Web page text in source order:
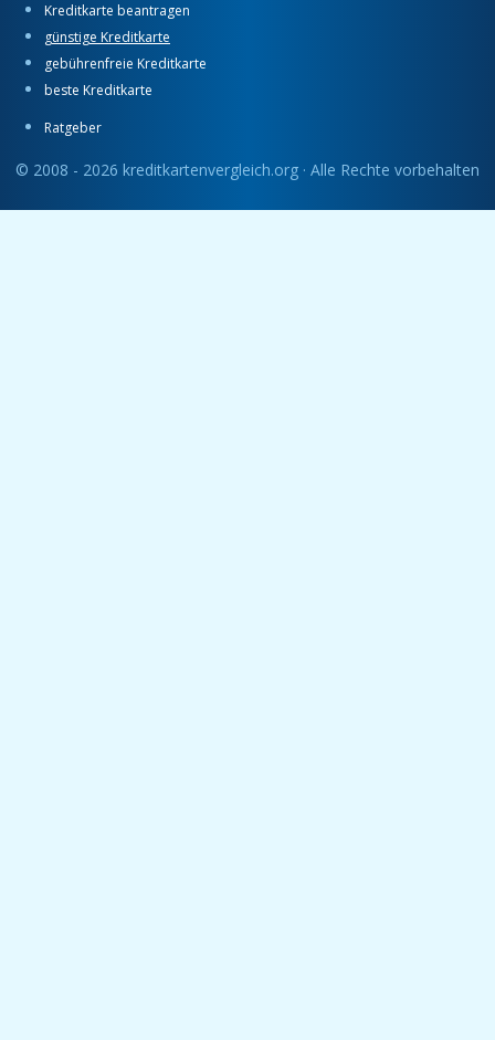
Kreditkarte beantragen
günstige Kreditkarte
gebührenfreie Kreditkarte
beste Kreditkarte
Ratgeber
© 2008 - 2026 kreditkartenvergleich.org · Alle Rechte vorbehalten